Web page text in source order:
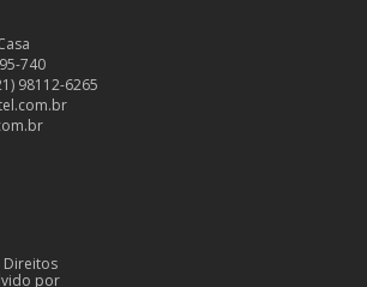
740
98112-6265
Direitos
por